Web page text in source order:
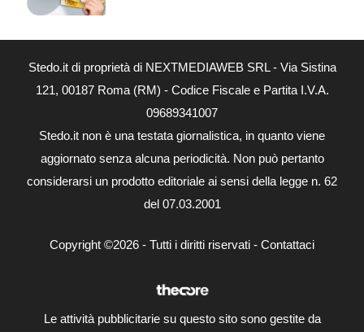
Stedo.it di proprietà di NEXTMEDIAWEB SRL - Via Sistina
121, 00187 Roma (RM) - Codice Fiscale e Partita I.V.A.
09689341007
Stedo.it non è una testata giornalistica, in quanto viene
aggiornato senza alcuna periodicità. Non può pertanto
considerarsi un prodotto editoriale ai sensi della legge n. 62
del 07.03.2001
Copyright ©2026 - Tutti i diritti riservati - Contattaci
Le attività pubblicitarie su questo sito sono gestite da